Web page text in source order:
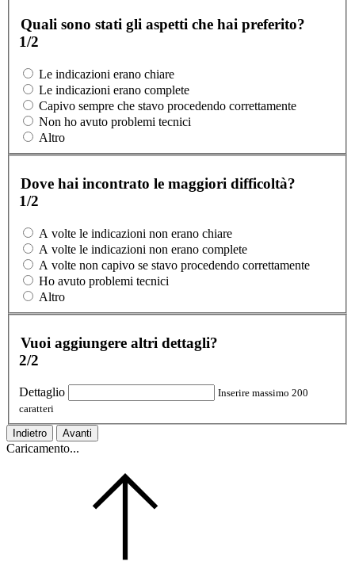
Quali sono stati gli aspetti che hai preferito?
1/2
Le indicazioni erano chiare
Le indicazioni erano complete
Capivo sempre che stavo procedendo correttamente
Non ho avuto problemi tecnici
Altro
Dove hai incontrato le maggiori difficoltà?
1/2
A volte le indicazioni non erano chiare
A volte le indicazioni non erano complete
A volte non capivo se stavo procedendo correttamente
Ho avuto problemi tecnici
Altro
Vuoi aggiungere altri dettagli?
2/2
Dettaglio
Inserire massimo 200
caratteri
Indietro Avanti
Caricamento...